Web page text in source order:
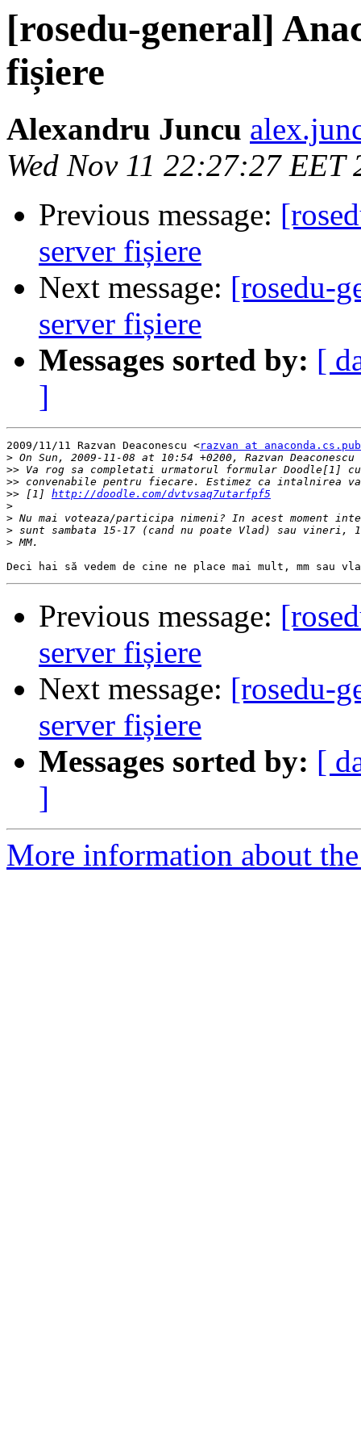
[rosedu-general]
fișiere
Alexandru Juncu
Wed Nov 11 22:27:27 EET
Previous message:
server fișiere
Next message: [rosedu-
server fișiere
Messages sorted by: [
]
2009/11/11 Razvan Deaconescu <razvan at
>
>>
>>
>> [1] http://doodle.com/dvtvsaq7utarfpf5
>
>
>
>
Previous message:
server fișiere
Next message: [rosedu-
server fișiere
Messages sorted by: [
]
More information about